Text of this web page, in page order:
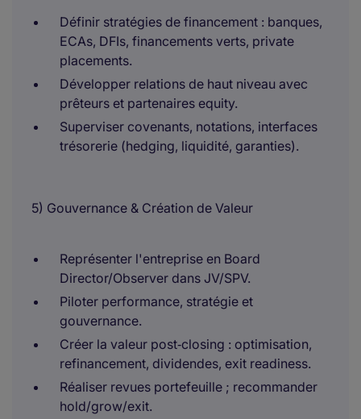
Définir stratégies de financement : banques,
ECAs, DFIs, financements verts, private
placements.
Développer relations de haut niveau avec
prêteurs et partenaires equity.
Superviser covenants, notations, interfaces
trésorerie (hedging, liquidité, garanties).
5) Gouvernance & Création de Valeur
Représenter l'entreprise en Board
Director/Observer dans JV/SPV.
Piloter performance, stratégie et
gouvernance.
Créer la valeur post‑closing : optimisation,
refinancement, dividendes, exit readiness.
Réaliser revues portefeuille ; recommander
hold/grow/exit.